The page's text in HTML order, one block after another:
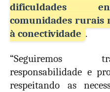
dificuldades
comunidades rurais
à conectividade .
“Seguiremos
responsabilidade e
respeitando as